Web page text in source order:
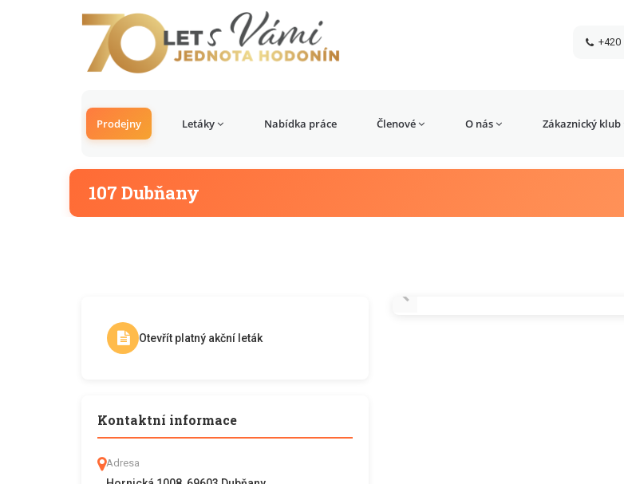
+420
Prodejny Letáky Nabídka práce Členové O nás Zákaznický klub
107 Dubňany
Otevřít platný akční leták
Kontaktní informace
Adresa